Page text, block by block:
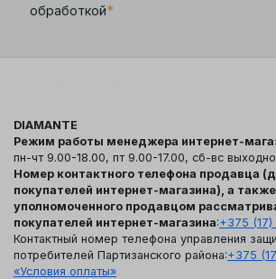
обработкой*
DIAMANTE
Режим работы менеджера интернет-
пн-чт 9.00-18.00, пт 9.00-17.00, сб-вс
Номер контактного телефона продавца
покупателей интернет-магазина), а
уполномоченного продавцом
покупателей интернет-магазина:+375
Контактный номер телефона управления
потребителей Партизанского района:+375
«Условия оплаты»